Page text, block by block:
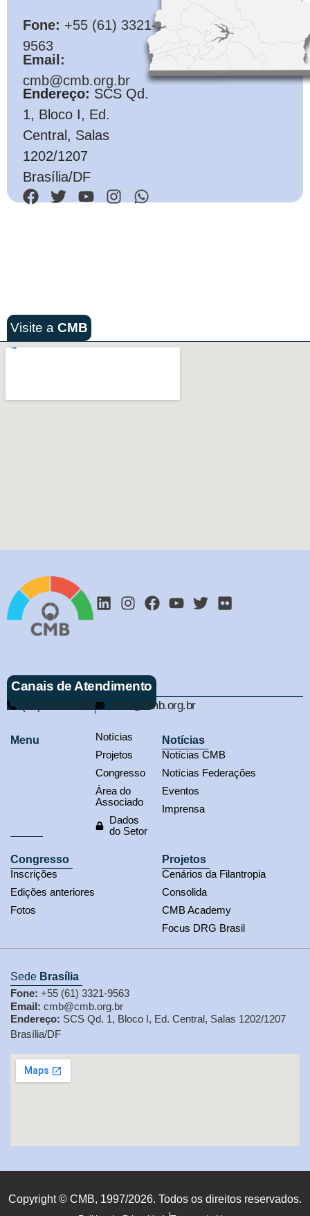
Fone: +55 (61) 3321-
9563
Email:
cmb@cmb.org.br
Endereço: SCS Qd.
1, Bloco I, Ed.
Central, Salas
1202/1207
Brasília/DF
Visite a CMB
Canais de Atendimento
(61) 3321-9563 cmb@cmb.org.br
Menu
Notícias
Projetos
Congresso
Área do
Associado
Dados
do Setor
Notícias
Notícias CMB
Notícias Federações
Eventos
Imprensa
Congresso
Inscrições
Edições anteriores
Fotos
Projetos
Cenários da Filantropia
Consolida
CMB Academy
Focus DRG Brasil
Sede Brasília
Fone: +55 (61) 3321-9563
Email: cmb@cmb.org.br
Endereço: SCS Qd. 1, Bloco I, Ed. Central, Salas 1202/1207
Brasília/DF
Copyright © CMB, 1997/2026. Todos os direitos reservados.